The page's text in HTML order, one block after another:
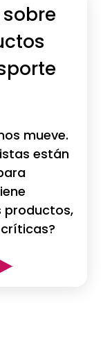
mueve.
están
productos,